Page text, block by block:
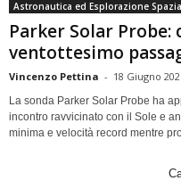
Astronautica ed Esplorazione
Parker Solar
ventottesimo
Vincenzo Pettina - 18 Giugno
La sonda Parker Solar Probe ha
incontro ravvicinato con il Sole e
minima e velocità record mentre